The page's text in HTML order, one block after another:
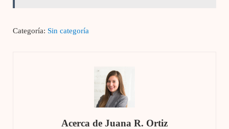
Categoría: Sin categoría
Acerca de Juana R. Ortiz